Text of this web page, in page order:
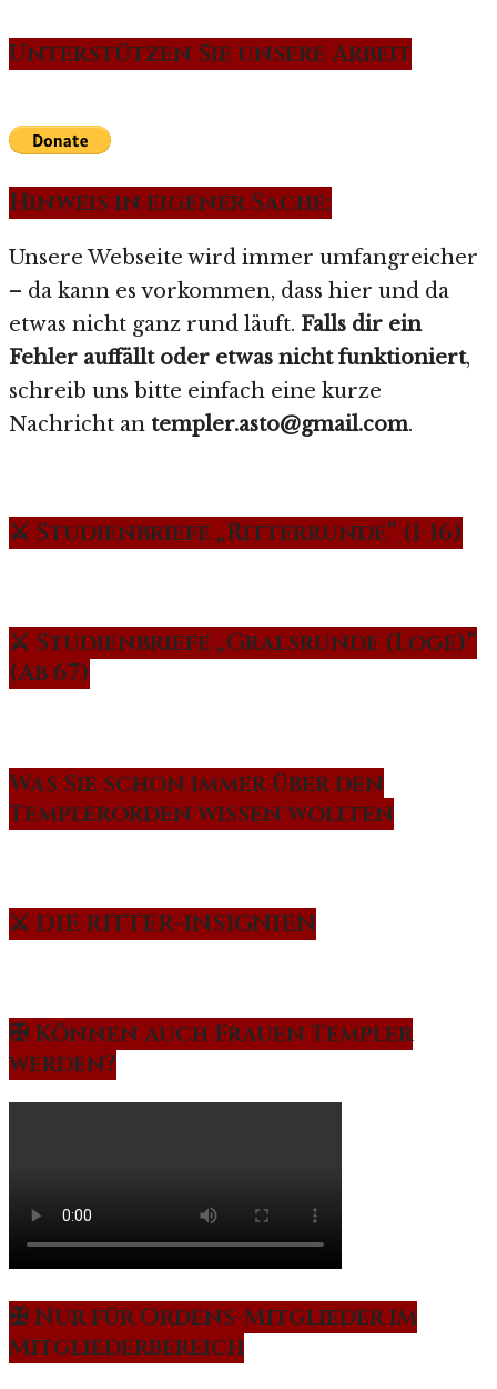
Unterstützen Sie unsere Arbeit
Hinweis in eigener Sache:
Unsere Webseite wird immer umfangreicher
– da kann es vorkommen, dass hier und da
etwas nicht ganz rund läuft. Falls dir ein
Fehler auffällt oder etwas nicht funktioniert,
schreib uns bitte einfach eine kurze
Nachricht an templer.asto@gmail.com.
⚔️ Studienbriefe „Ritterrunde“ (1-16)
⚔️ Studienbriefe „Gralsrunde (Loge)“
(Ab 67)
Was Sie schon immer über den
Templerorden wissen wollten
⚔️ DIE RITTER-INSIGNIEN
✠ Können auch Frauen Templer
werden?
✠ Nur für Ordens-Mitglieder im
Mitgliederbereich